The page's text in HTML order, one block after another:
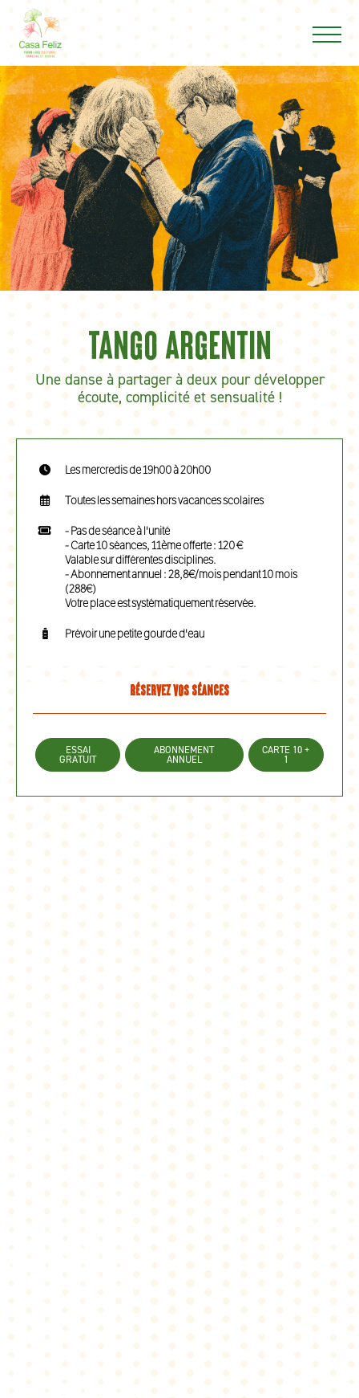
Tango argentin
Une danse à partager à deux pour développer
écoute, complicité et sensualité !
Réservez vos séances
ESSAI
GRATUIT
ABONNEMENT
ANNUEL
CARTE 10 +
1
Les mercredis de 19h00 à 20h00
Toutes les semaines hors vacances scolaires
- Pas de séance à l'unité
- Carte 10 séances, 11ème offerte : 120 €
Valable sur différentes disciplines.
- Abonnement annuel : 28,8€/mois pendant 10 mois
(288€)
Votre place est systématiquement réservée.
Prévoir une petite gourde d'eau